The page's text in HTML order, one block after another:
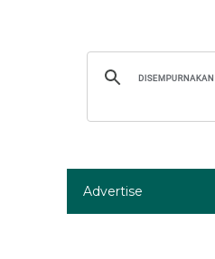
Advertise